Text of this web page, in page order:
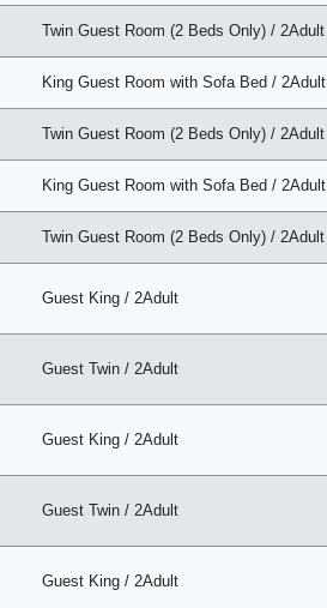
Twin Guest Room (2 Beds Only) / 2Adult
King Guest Room with Sofa Bed / 2Adult
Twin Guest Room (2 Beds Only) / 2Adult
King Guest Room with Sofa Bed / 2Adult
Twin Guest Room (2 Beds Only) / 2Adult
Guest King / 2Adult
Guest Twin / 2Adult
Guest King / 2Adult
Guest Twin / 2Adult
Guest King / 2Adult